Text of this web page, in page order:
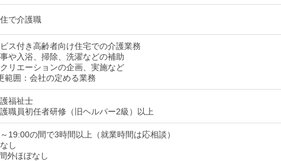
で介護職
ス付き高齢者向け住宅での介護業務
事や入浴、掃除、洗濯などの補助
クリエーションの企画、実施など
範囲：会社の定める業務
護福祉士
護職員初任者研修（旧ヘルパー2級）以上
19:00の間で3時間以上（就業時間は応相談）
し
外ほぼなし